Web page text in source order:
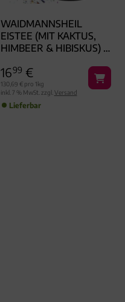
WAIDMANNSHEIL
EISTEE (MIT KAKTUS,
HIMBEER & HIBISKUS) -
GESCHENKDOSE
1699 €
130,69 € pro 1kg
inkl. 7 % MwSt. zzgl. Versand
Lieferbar